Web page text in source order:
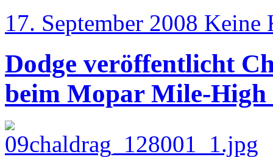
17. September 2008 Keine
Dodge veröffentlicht
beim Mopar Mile-High